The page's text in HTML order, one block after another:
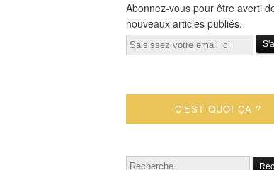
Abonnez-vous pour être averti
nouveaux articles publiés.
Email
C'EST QUOI ÇA ?